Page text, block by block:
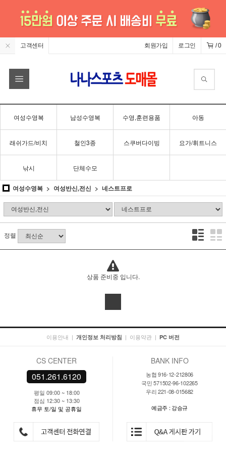
고객센터 /0
로그인
회원가입
여성수영복 남성수영복 수영,훈련용품 아동
래쉬가드/비치 철인3종 스쿠버다이빙 요가/휘트니스
낚시 단체수모
여성수영복 여성반신,전신 네스트프로
정렬
상품 준비중 입니다.
이용안내 | 개인정보 처리방침 | 이용약관 | PC 버전
CS CENTER
051.261.6120
평일 09:00 ~ 18:00
점심 12:30 ~ 13:30
휴무 토/일 및 공휴일
BANK INFO
농협 916-12-212806
국민 571502-96-102265
우리 221-08-015682
예금주 : 강승규